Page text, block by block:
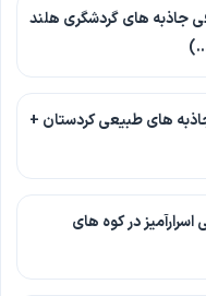
جاذبه های گردشگری هلند
های طبیعی کردستان +
در کوه های